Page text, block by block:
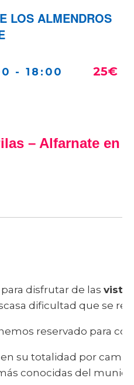
LOS ALMENDROS
- 18:00 25€
– Alfarnate en
disfrutar de las
dificultad que se
reservado para
su totalidad por
conocidas del